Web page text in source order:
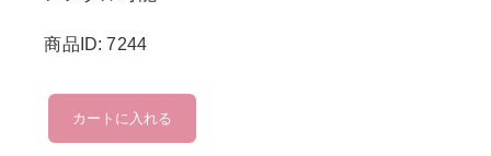
商品ID: 7244
ifme
個
カートに入れる